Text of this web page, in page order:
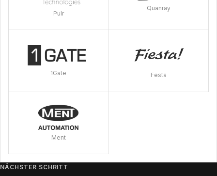
Pulr
Quanray
1Gate Festa
Ment
NÄCHSTER SCHRITT